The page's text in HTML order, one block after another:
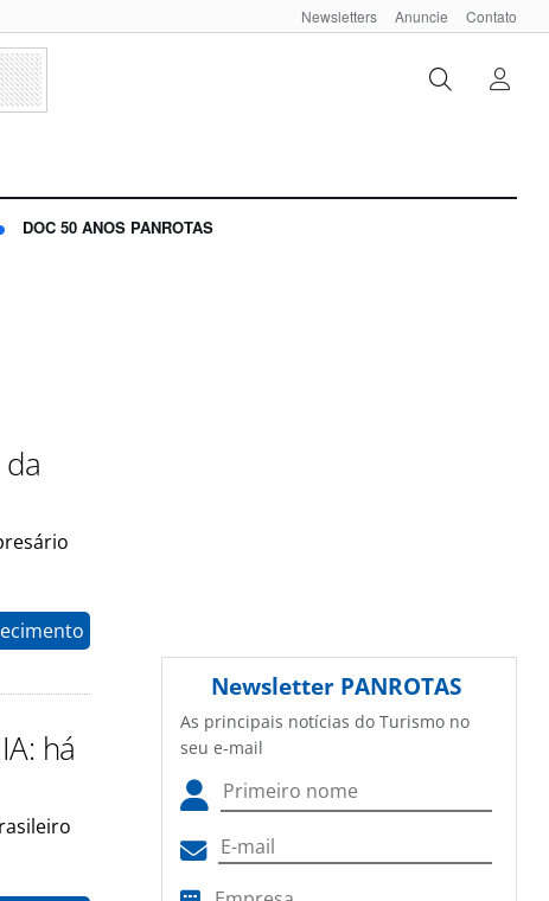
Newsletters Anuncie Contato
DOC 50 ANOS PANROTAS
há
Newsletter PANROTAS
As principais notícias do Turismo no
seu e-mail